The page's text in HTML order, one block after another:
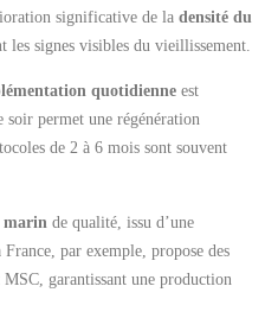
significative de la densité du
les signes visibles du vieillissement.
quotidienne est
soir permet une régénération
de 2 à 6 mois sont souvent
marin de qualité, issu d’une
par exemple, propose des
garantissant une production